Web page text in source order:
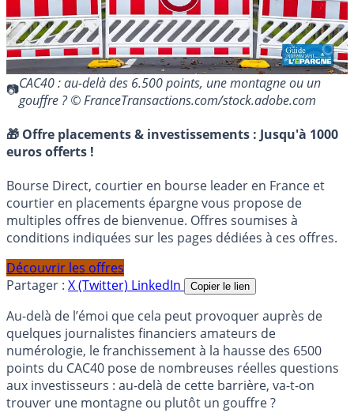
CAC40 : au-delà des 6.500 points, une montagne ou un
gouffre ? © FranceTransactions.com/stock.adobe.com
🎁 Offre placements & investissements : Jusqu'à 1000
euros offerts !
Bourse Direct, courtier en bourse leader en France et
courtier en placements épargne vous propose de
multiples offres de bienvenue. Offres soumises à
conditions indiquées sur les pages dédiées à ces offres.
Découvrir les offres
Partager : X (Twitter) LinkedIn Copier le lien
Au-delà de l’émoi que cela peut provoquer auprès de
quelques journalistes financiers amateurs de
numérologie, le franchissement à la hausse des 6500
points du CAC40 pose de nombreuses réelles questions
aux investisseurs : au-delà de cette barrière, va-t-on
trouver une montagne ou plutôt un gouffre ?